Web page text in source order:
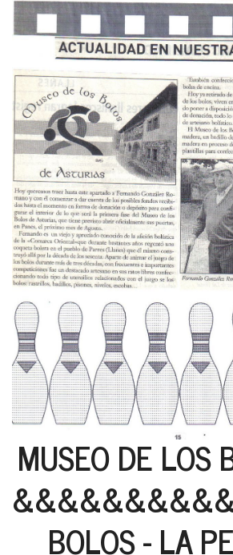
MUSEO DE LOS
BOLOS - LA